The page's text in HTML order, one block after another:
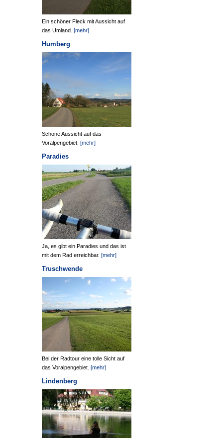
Ein schöner Fleck mit Aussicht auf
das Umland. [mehr]
Humberg
Schöne Aussicht auf das
Voralpengebiet. [mehr]
Paradies
Ja, es gibt ein Paradies und das ist
mit dem Rad erreichbar. [mehr]
Truschwende
Bei der Radtour eine tolle Sicht auf
das Voralpengebiet. [mehr]
Lindenberg